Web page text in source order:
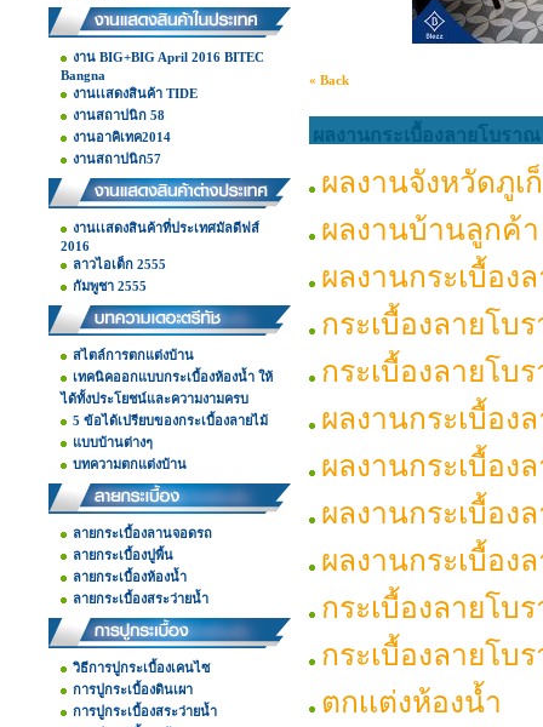
งาน BIG+BIG April 2016 BITEC
Bangna
งานเเสดงสินค้า TIDE
งานสถาปนิก 58
งานอาคิเทค2014
งานสถาปนิก57
งานเเสดงสินค้าที่ประเทศมัลดีฟส์
2016
ลาวไอเต็ก 2555
กัมพูชา 2555
สไตล์การตกแต่งบ้าน
เทคนิคออกแบบกระเบื้องห้องน้ำ ให้
ได้ทั้งประโยชน์และความงามครบ
5 ข้อได้เปรียบของกระเบื้องลายไม้
แบบบ้านต่างๆ
บทความตกแต่งบ้าน
ลายกระเบื้องลานจอดรถ
ลายกระเบื้องปูพื้น
ลายกระเบื้องห้องน้ำ
ลายกระเบื้องสระว่ายน้ำ
วิธีการปูกระเบื้องเคนไซ
การปูกระเบื้องดินเผา
การปูกระเบื้องสระว่ายน้ำ
« Back
ผลงานกระเบื้องลายโบราณ
ผลงานจังหวัดภูเ
ผลงานบ้านลูกค้า
ผลงานกระเบื้อง
กระเบื้องลายโบ
กระเบื้องลายโบ
ผลงานกระเบื้อง
ผลงานกระเบื้อง
ผลงานกระเบื้อง
ผลงานกระเบื้อง
กระเบื้องลายโบ
กระเบื้องลายโบ
ตกเเต่งห้องน้ำ